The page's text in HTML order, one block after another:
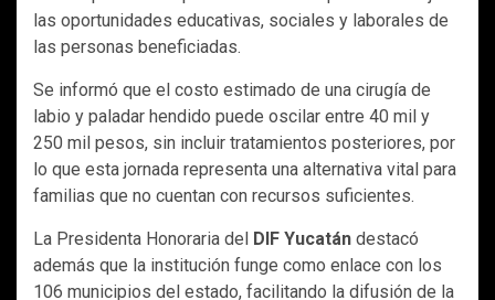
las oportunidades educativas, sociales y laborales de
las personas beneficiadas.
Se informó que el costo estimado de una cirugía de
labio y paladar hendido puede oscilar entre 40 mil y
250 mil pesos, sin incluir tratamientos posteriores, por
lo que esta jornada representa una alternativa vital para
familias que no cuentan con recursos suficientes.
La Presidenta Honoraria del DIF Yucatán destacó
además que la institución funge como enlace con los
106 municipios del estado, facilitando la difusión de la